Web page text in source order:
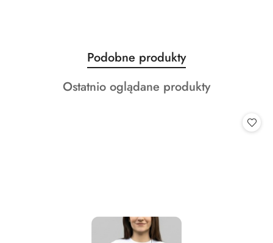
Pomiń karuzelę produktów
Produkty
o
statusie:
Podobne produkty
Produkty
Ostatnio oglądane produkty